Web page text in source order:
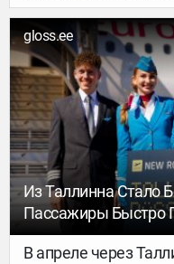
проект бренда
запланировано на
отели сети
Йорке, Куршевеле и
gloss.ee
Из Таллинна Стало
Пассажиры Быстро
В апреле через